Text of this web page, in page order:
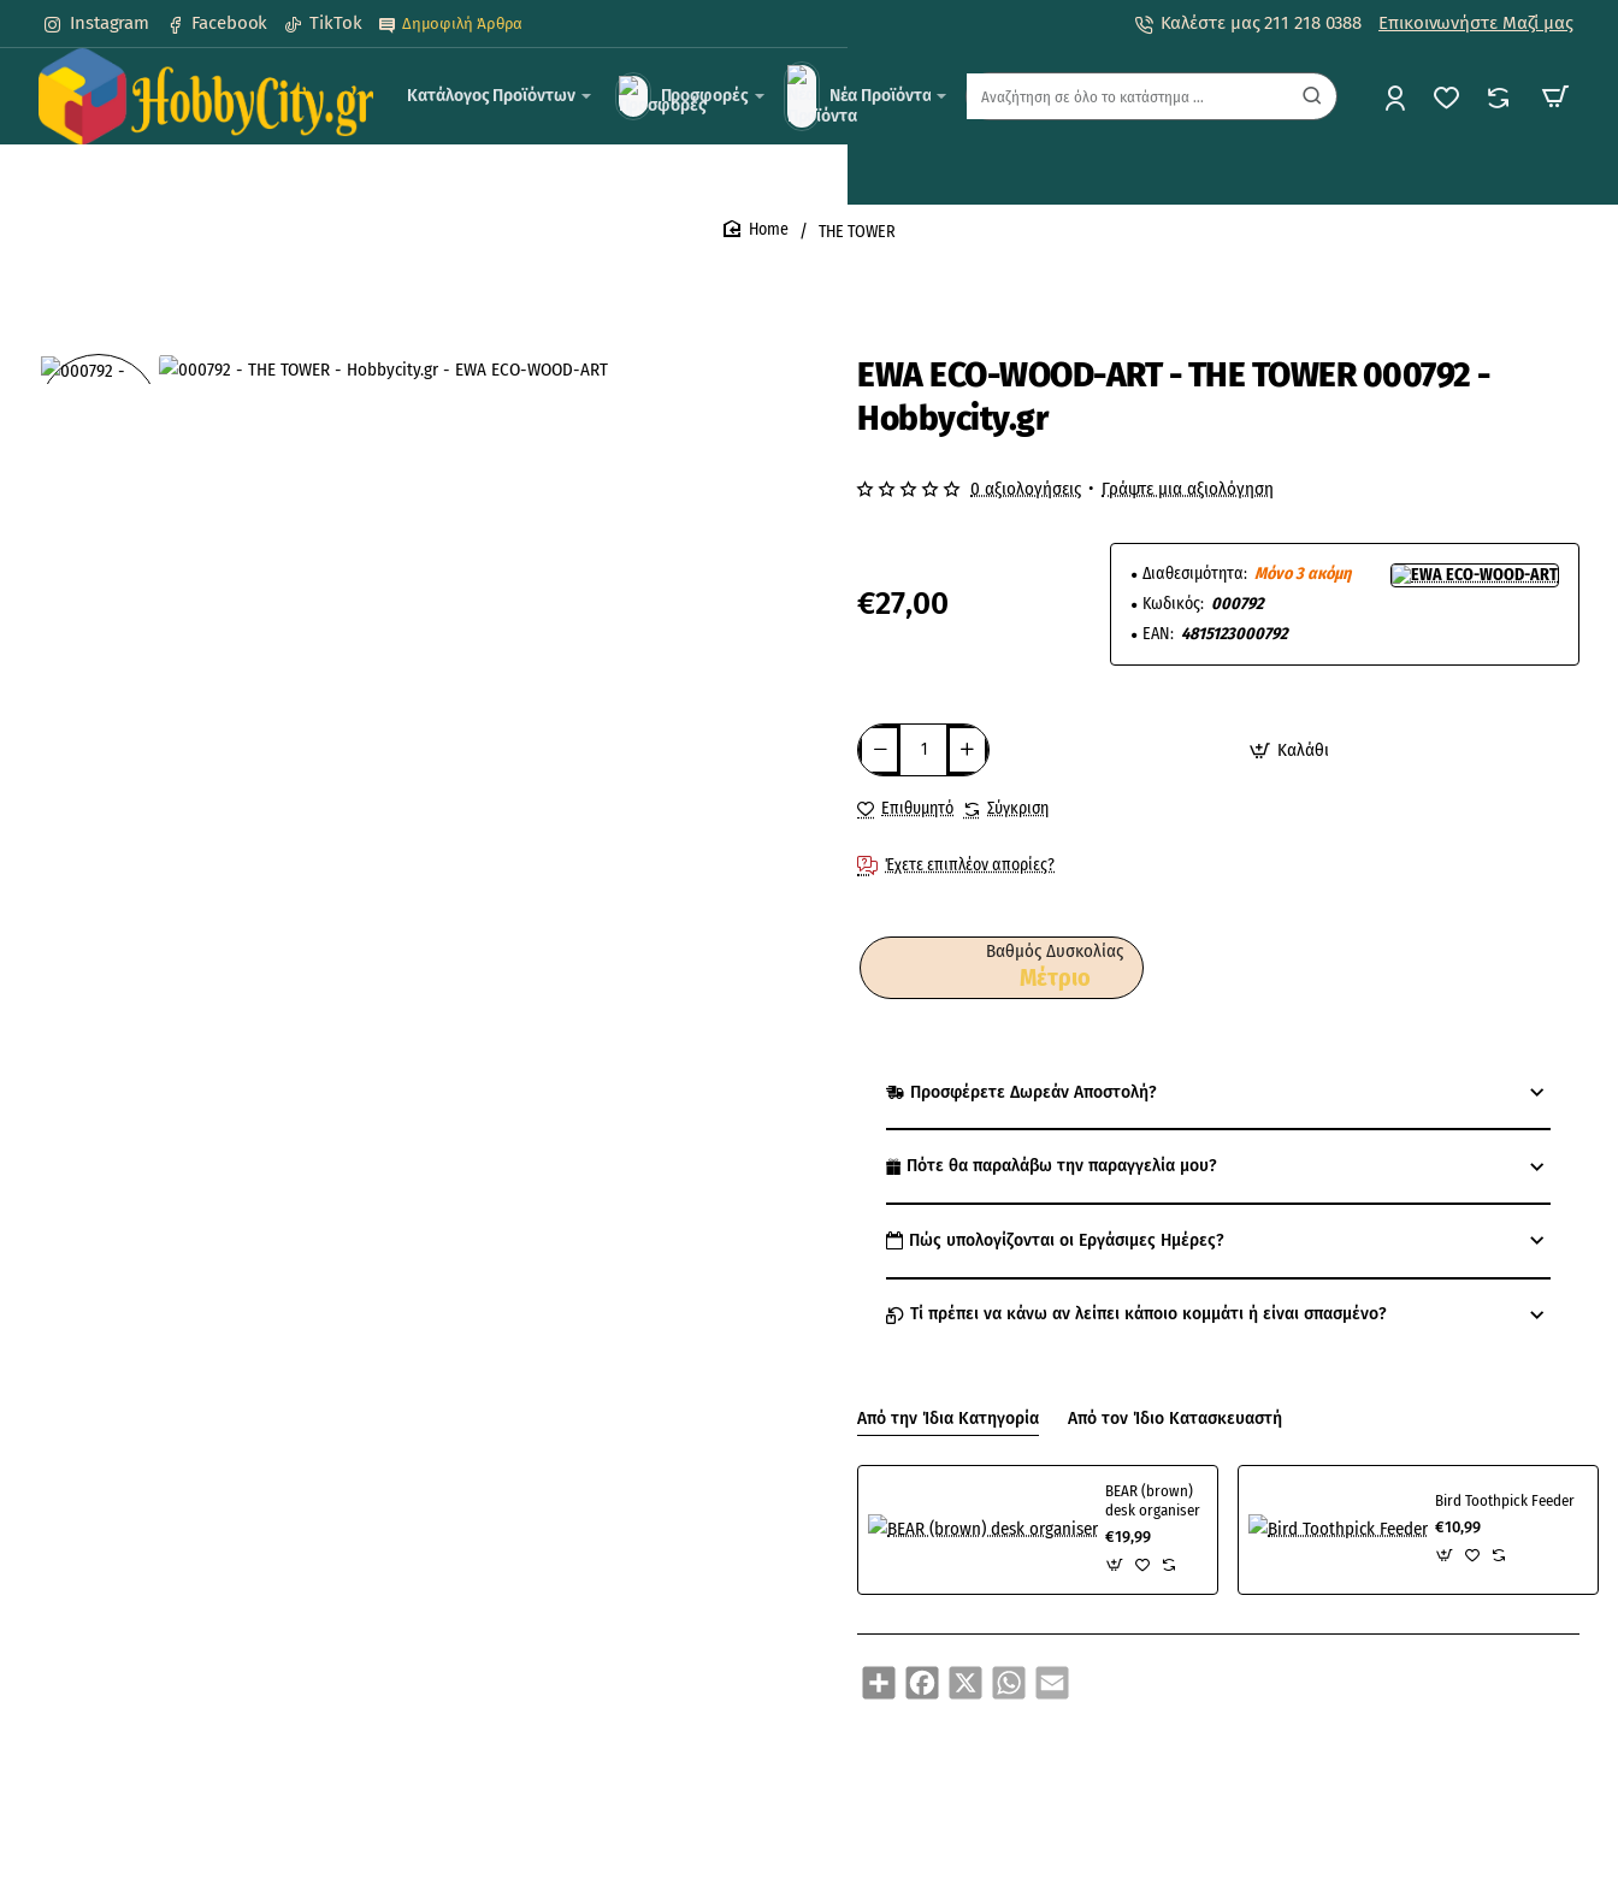
Instagram Facebook TikTok Δημοφιλή Άρθρα Καλέστε μας 211 218 0388 Επικοινωνήστε Μαζί μας
Κατάλογος Προϊόντων Προσφορές Νέα Προϊόντα
Αναζήτηση
THE TOWER
EWA ECO-WOOD-ART - THE TOWER 000792 -
Hobbycity.gr
0 αξιολογήσεις • Γράψτε μια αξιολόγηση
€27,00
Διαθεσιμότητα: Μόνο 3 ακόμη
Κωδικός: 000792
EAN: 4815123000792
Καλάθι
Επιθυμητό Σύγκριση
Έχετε επιπλέον απορίες?
Βαθμός Δυσκολίας
Μέτριο
Προσφέρετε Δωρεάν Αποστολή?
Πότε θα παραλάβω την παραγγελία μου?
Πώς υπολογίζονται οι Εργάσιμες Ημέρες?
Τί πρέπει να κάνω αν λείπει κάποιο κομμάτι ή είναι σπασμένο?
Από την Ίδια Κατηγορία Από τον Ίδιο Κατασκευαστή
BEAR (brown)
desk organiser
€19,99
Bird Toothpick Feeder
€10,99
Share Facebook
X WhatsAppEmail